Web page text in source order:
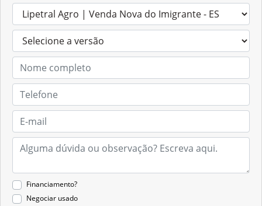
Financiamento?
Negociar usado